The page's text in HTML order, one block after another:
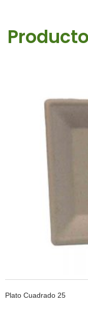
Plato Cuadrado 25